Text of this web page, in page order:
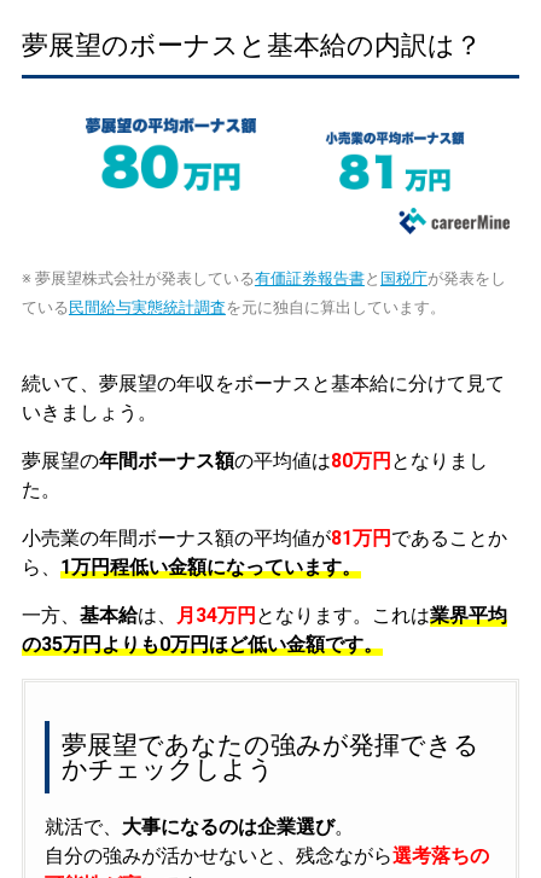
夢展望のボーナスと基本給の内訳は？
※ 夢展望株式会社が発表している有価証券報告書と 国税庁が発表をし
ている 民間給与実態統計調査を元に独自に算出しています。
続いて、夢展望の年収をボーナスと基本給に分けて見て
いきましょう。
夢展望の年間ボーナス額の平均値は80万円 となりまし
た。
小売業の年間ボーナス額の平均値が81万円 であることか
ら、 1万円程低い金額になっています。
一方、 基本給は、 月34万円 となります。これは業界平均
の35万円よりも0万円ほど低い金額です。
夢展望であなたの強みが発揮できる
かチェックしよう
就活で、 大事になるのは企業選び。
自分の強みが活かせないと、残念ながら選考落ちの